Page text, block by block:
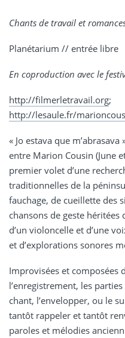
Chants de travail et
Planétarium // entrée libre
En coproduction avec le
http://filmerletravail.org;
http://lesaule.fr/
« Jo estava que
entre Marion Cousin (June
premier volet d’une
traditionnelles de la
fauchage, de cueillette des
chansons de geste
d’un violoncelle et d’une
et d’explorations sonores
Improvisées et composées
l’enregistrement, les
chant, l’envelopper, ou le
tantôt rappeler et tantôt
paroles et mélodies